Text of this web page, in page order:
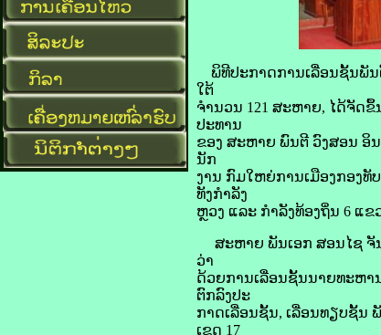
ພິທີປະກາດການເລື່ອນຊັ້ນພັ
ໃຕ້
ຈໍານວນ 121 ສະຫາຍ, ໄດ້ຈັດ
ປະທານ
ຂອງ ສະຫາຍ ພົນຕີ ວົງສອນ ອິ
ນັກ
ງານ ກົມໃຫຍ່ການເມືອງກອງ
ທັງກໍາລັງ
ຫຼວງ ແລະ ກໍາລັງທ້ອງຖິ່ນ 6 ແຂ
ສະຫາຍ ພັນເອກ ສອນໄຊ ຈັ
ວ່າ
ດ້ວຍການເລື່ອນຊັ້ນນາຍທະຫາ
ຕົກລົງປະ
ກາດເລື່ອນຊັ້ນ, ເລື່ອນທຽບຊັ້ນ
ເຂດ 17